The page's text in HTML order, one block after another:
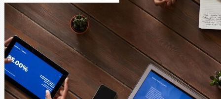
Avia 2は、2種類のFOVオプシ
× 80°のノーマルモード、長
ードを切り替えて使用するこ
ることなく、単一のデバイス
うにします。遠距離まで届く